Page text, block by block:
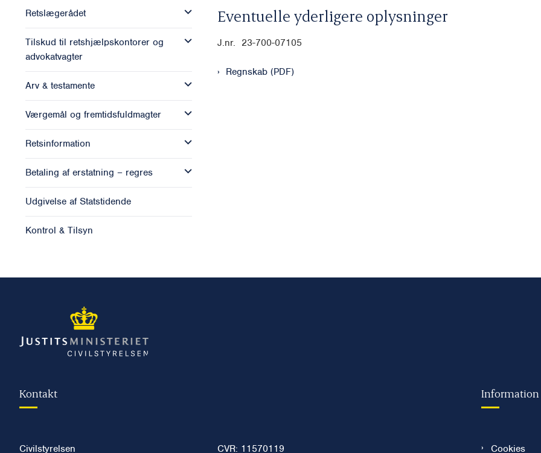
Retslægerådet
Tilskud til retshjælpskontorer og
advokatvagter
Arv & testamente
Værgemål og fremtidsfuldmagter
Retsinformation
Betaling af erstatning – regres
Udgivelse af Statstidende
Kontrol & Tilsyn
Eventuelle yderligere oplysninger
J.nr. 23-700-07105
Regnskab (PDF)
Kontakt
Civilstyrelsen CVR: 11570119
Information
Cookies